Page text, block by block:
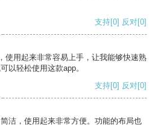
支持[0] 反对[0]
使用起来非常容易上手，让我能够快速熟
以轻松使用这款app。
支持[0] 反对[0]
洁，使用起来非常方便。功能的布局也